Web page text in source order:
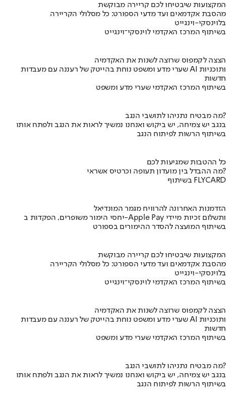
המקצועות שיבטיחו לכם קריירה מבוקשת
מהסבת אקדמאים ועד מדעי הספורט: כל מסלולי הקריירה
בלוינסקי-וינגייט
בשיתוף המרכז האקדמי לוינסקי־וינגייט
הצצה לקמפוס שרוצה לשנות את האקדמיה
שערי מדע ומשפט נוחת בהייטק של רעננה עם מעבדות AI ותוכניות
חדשות
בשיתוף המרכז האקדמי שערי מדע ומשפט
מה מבטיח נתניהו לתושבי הנגב?
בנגב יש צמיחה, יש ביקוש ואנחנו נמשיך לראות את הנגב ולפתח אותו
בשיתוף הרשות לפיתוח הנגב
כל ההטבות שמגיעות לכם
מה ההבדל בין מועדון תעופה וכרטיס אשראי?
בשיתוף FLYCARD
הזדמנות האחרונה להרוויח מגמר המונדיאל
יחסי הימור משופרים, הפקדות ב-Apple Pay ותשלום זכיות מיידי
בשיתוף המועצה להסדר ההימורים בספורט
המקצועות שיבטיחו לכם קריירה מבוקשת
מהסבת אקדמאים ועד מדעי הספורט: כל מסלולי הקריירה
בלוינסקי-וינגייט
בשיתוף המרכז האקדמי לוינסקי־וינגייט
הצצה לקמפוס שרוצה לשנות את האקדמיה
שערי מדע ומשפט נוחת בהייטק של רעננה עם מעבדות AI ותוכניות
חדשות
בשיתוף המרכז האקדמי שערי מדע ומשפט
מה מבטיח נתניהו לתושבי הנגב?
בנגב יש צמיחה, יש ביקוש ואנחנו נמשיך לראות את הנגב ולפתח אותו
בשיתוף הרשות לפיתוח הנגב